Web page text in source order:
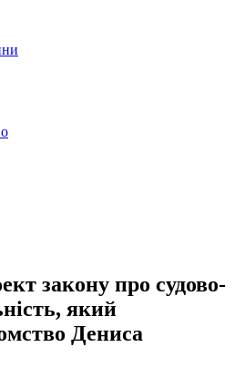
закону про судово-
який
Дениса